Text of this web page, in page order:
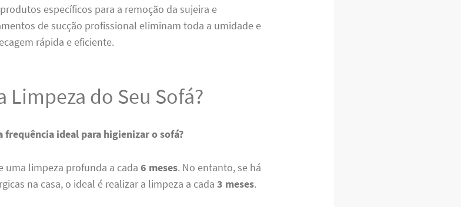
específicos para a remoção da sujeira e
de sucção profissional eliminam toda a umidade e
rápida e eficiente.
Limpeza do Seu Sofá?
frequência ideal para higienizar o sofá?
uma limpeza profunda a cada6 meses. No entanto, se há
na casa, o ideal é realizar a limpeza a cada3 meses.